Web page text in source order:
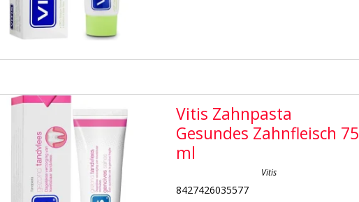
Vitis Zahnpasta
Gesundes Zahnfleisch 75
ml
Vitis
8427426035577